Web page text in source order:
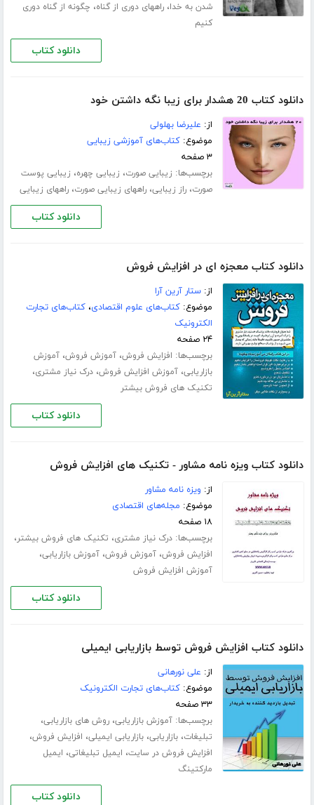
شدن به خدا،راههای دوری از گناه، چگونه از گناه دوری
کنیم
دانلود کتاب
دانلود کتاب 20 هشدار برای زیبا نگه داشتن خود
از: علیرضا بهلولی
موضوع:کتاب‌های آموزشی زیبایی
۳ صفحه
برچسب‌ها: زیبایی صورت، زیبایی چهره، زیبایی پوست
صورت،راز زیبایی،راههای زیبایی صورت،راههای زیبایی
دانلود کتاب
دانلود کتاب معجزه ای در افزایش فروش
از:ستار آرین آرا
موضوع:کتاب‌های علوم اقتصادی،کتاب‌های تجارت
الکترونیک
۲۴ صفحه
برچسب‌ها: افزایش فروش،آموزش فروش،آموزش
بازاریابی،آموزش افزایش فروش،درک نیاز مشتری،
تکنیک های فروش بیشتر
دانلود کتاب
دانلود کتاب ویزه نامه مشاور - تکنیک های افزایش فروش
از: ویزه نامه مشاور
موضوع: مجله‌های اقتصادی
۱۸ صفحه
برچسب‌ها:درک نیاز مشتری، تکنیک های فروش بیشتر،
افزایش فروش،آموزش فروش،آموزش بازاریابی،
آموزش افزایش فروش
دانلود کتاب
دانلود کتاب افزایش فروش توسط بازاریابی ایمیلی
از: علی نورهانی
موضوع:کتاب‌های تجارت الکترونیک
۳۳ صفحه
برچسب‌ها:آموزش بازاریابی،روش های بازاریابی،
تبلیغات،بازاریابی،بازاریابی ایمیلی، افزایش فروش،
افزایش فروش در سایت، ایمیل تبلیغاتی، ایمیل
مارکتینگ
دانلود کتاب